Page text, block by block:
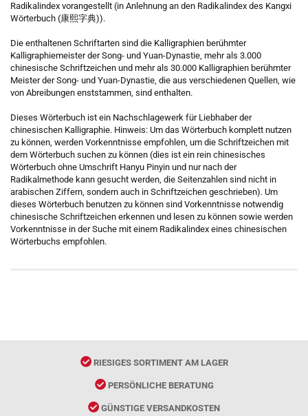
Radikalindex vorangestellt (in Anlehnung an den Radikalindex des Kangxi
Wörterbuch (康熙字典)).
Die enthaltenen Schriftarten sind die Kalligraphien berühmter
Kalligraphiemeister der Song- und Yuan-Dynastie, mehr als 3.000
chinesische Schriftzeichen und mehr als 30.000 Kalligraphien berühmter
Meister der Song- und Yuan-Dynastie, die aus verschiedenen Quellen, wie
von Abreibungen enststammen, sind enthalten.
Dieses Wörterbuch ist ein Nachschlagewerk für Liebhaber der
chinesischen Kalligraphie. Hinweis: Um das Wörterbuch komplett nutzen
zu können, werden Vorkenntnisse empfohlen, um die Schriftzeichen mit
dem Wörterbuch suchen zu können (dies ist ein rein chinesisches
Wörterbuch ohne Umschrift Hanyu Pinyin und nur nach der
Radikalmethode kann gesucht werden, die Seitenzahlen sind nicht in
arabischen Ziffern, sondern auch in Schriftzeichen geschrieben). Um
dieses Wörterbuch benutzen zu können sind Vorkenntnisse notwendig
chinesische Schriftzeichen erkennen und lesen zu können sowie werden
Vorkenntnisse in der Suche mit einem Radikalindex eines chinesischen
Wörterbuchs empfohlen.
RIESIGES SORTIMENT AM LAGER
PERSÖNLICHE BERATUNG
GÜNSTIGE VERSANDKOSTEN